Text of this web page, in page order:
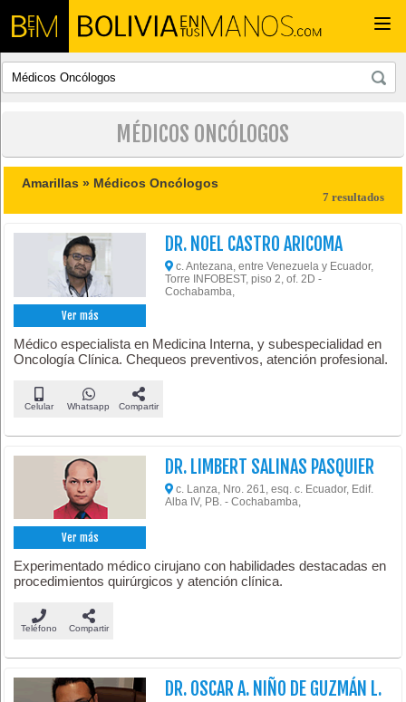
MÉDICOS ONCÓLOGOS
Amarillas » Médicos Oncólogos
7 resultados
Ver más
DR. NOEL CASTRO ARICOMA
c. Antezana, entre Venezuela y Ecuador,
Torre INFOBEST, piso 2, of. 2D -
Cochabamba,
Médico especialista en Medicina Interna, y subespecialidad en
Oncología Clínica. Chequeos preventivos, atención profesional.
Celular Whatsapp Compartir
Ver más
DR. LIMBERT SALINAS PASQUIER
c. Lanza, Nro. 261, esq. c. Ecuador, Edif.
Alba IV, PB. - Cochabamba,
Experimentado médico cirujano con habilidades destacadas en
procedimientos quirúrgicos y atención clínica.
Teléfono Compartir
DR. OSCAR A. NIÑO DE GUZMÁN L.